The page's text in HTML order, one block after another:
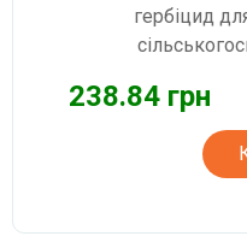
гербіцид
238.84 грн